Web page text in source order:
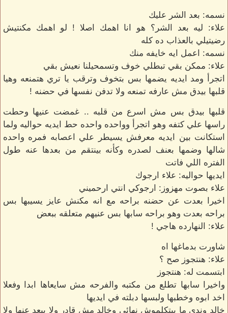
نسمه: بعد الشر عليك
علاء: ليه بعد الشر؟ هو انا اهمك اصلا ! لو اهمك مكنتيش
رضيتيلي بالعذاب ده كله
نسمه: اعمل ايه خايفه منك
علاء: ممكن بقي تبطلي خوف وتسمحيلنا نعيش بقي
اتجرأ ومد ايديه يضمها بس بتخوف وترقب يا تري هتمنعه وهيا
قلبها بيدق مش عارفه تمنعه ولا تدفن نفسها في حضنه !
قلبها بيدق بس مش اسرع من قلبه .. غمضت عنيها وحطت
راسها علي كتفه وهو اتجرأ وواحده واحده حط ايديه حواليه ولما
استكانت بين ايديه معرفش يسيطر علي اعصابه فمره واحده
شالها وضمها بعنف لصدره وكأنه بينتقم من بعدها عنه طول
الفتره اللي فاتت
ايديها حواليه: علاء ارجوك
علاء بصوت مهزوز: ارجوكي انتي ارحميني
اخيرا بعدت عن حضنه براحه مع انه مكنش عايز يسيبها بس
براحه بعدت وهو براحه سابها بس عنيهم متعلقه ببعض
علاء: النهارده هاجي !
شاورت بدماغها اه
علاء: هنتجوز صح ؟
ابتسمت له: هنتجوز
واخيرا سابها تطلع من مكتبه والفرحه مش سايعاها ابدا وفعلا
اخد ابوه وخطبها ولبسها دبلته في ايديها
خالد وندي ما بيتكلموش نهائي وخالد مش قادر ولا يبعد عنها ولا